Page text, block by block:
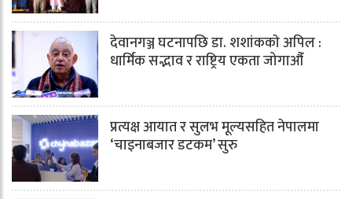
देवानगञ्ज घटनापछि डा. शशांककाे अपिल :
धार्मिक सद्भाव र राष्ट्रिय एकता जोगाऔँ
प्रत्यक्ष आयात र सुलभ मूल्यसहित नेपालमा
‘चाइनाबजार डटकम’ सुरु